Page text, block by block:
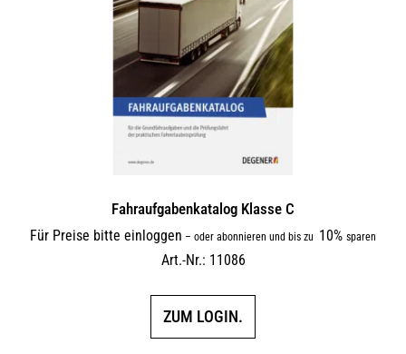
Fahraufgabenkatalog Klasse C
Für Preise bitte einloggen – oder abonnieren und bis zu 10% sparen
Art.-Nr.: 11086
ZUM LOGIN.